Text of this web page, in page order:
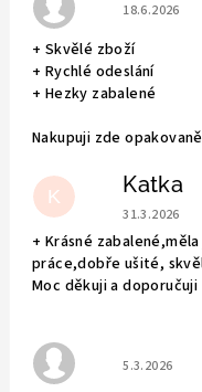
Hodnocení
18.6.2026
+ Skvělé zboží
+ Rychlé odeslání
+ Hezky zabalené
Nakupuji zde
K Katka
Hodnocení
31.3.2026
+ Krásné
práce,dobře ušité,
Moc děkuji a doporučuji
Hodnocení
5.3.2026